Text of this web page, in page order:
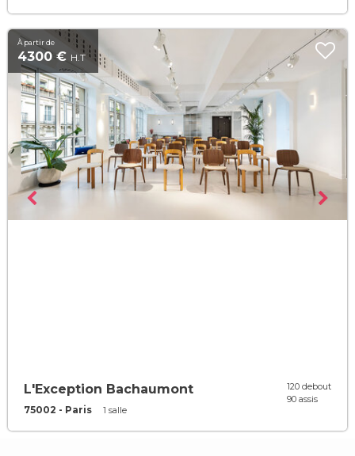
À partir de
4300 € H.T
L'Exception Bachaumont
75002 - Paris 1 salle
120 debout
90 assis